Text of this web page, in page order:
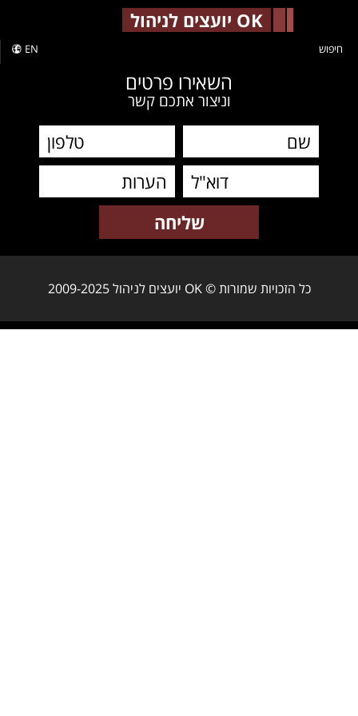
OK יועצים לניהול
EN חיפוש
השאירו פרטים
וניצור אתכם קשר
כל הזכויות שמורות © OK יועצים לניהול 2009-2025